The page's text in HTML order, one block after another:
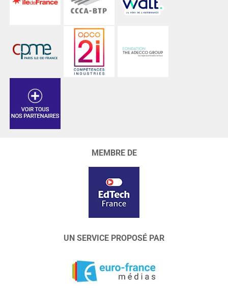
MEMBRE DE
UN SERVICE PROPOSÉ PAR